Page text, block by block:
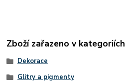
Zboží zařazeno v kategoriích
Dekorace
Glitry a pigmenty